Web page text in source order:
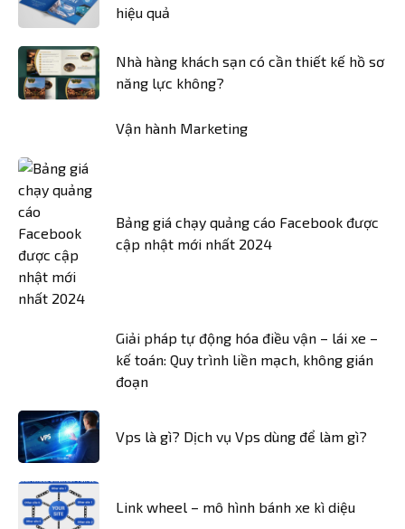
hiệu quả
Nhà hàng khách sạn có cần thiết kế hồ sơ
năng lực không?
Vận hành Marketing
Bảng giá chạy quảng cáo Facebook được
cập nhật mới nhất 2024
Giải pháp tự động hóa điều vận – lái xe –
kế toán: Quy trình liền mạch, không gián
đoạn
Vps là gì? Dịch vụ Vps dùng để làm gì?
Link wheel – mô hình bánh xe kì diệu